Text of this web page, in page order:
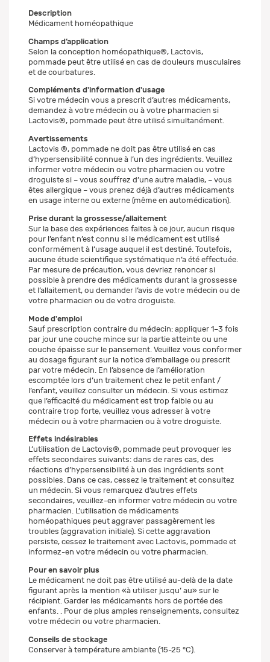
Description
Médicament homéopathique
Champs d’application
Selon la conception homéopathique®, Lactovis,
pommade peut être utilisé en cas de douleurs musculaires
et de courbatures.
Compléments d'information d'usage
Si votre médecin vous a prescrit d’autres médicaments,
demandez à votre médecin ou à votre pharmacien si
Lactovis®, pommade peut être utilisé simultanément.
Avertissements
Lactovis ®, pommade ne doit pas être utilisé en cas
d’hypersensibilité connue à l’un des ingrédients. Veuillez
informer votre médecin ou votre pharmacien ou votre
droguiste si – vous souffrez d’une autre maladie, – vous
êtes allergique – vous prenez déjà d’autres médicaments
en usage interne ou externe (même en automédication).
Prise durant la grossesse/allaitement
Sur la base des expériences faites à ce jour, aucun risque
pour l’enfant n’est connu si le médicament est utilisé
conformément à l’usage auquel il est destiné. Toutefois,
aucune étude scientifique systématique n’a été effectuée.
Par mesure de précaution, vous devriez renoncer si
possible à prendre des médicaments durant la grossesse
et l’allaitement, ou demander l’avis de votre médecin ou de
votre pharmacien ou de votre droguiste.
Mode d'emploi
Sauf prescription contraire du médecin: appliquer 1–3 fois
par jour une couche mince sur la partie atteinte ou une
couche épaisse sur le pansement. Veuillez vous conformer
au dosage figurant sur la notice d’emballage ou prescrit
par votre médecin. En l’absence de l’amélioration
escomptée lors d’un traitement chez le petit enfant /
l’enfant, veuillez consulter un médecin. Si vous estimez
que l’efficacité du médicament est trop faible ou au
contraire trop forte, veuillez vous adresser à votre
médecin ou à votre pharmacien ou à votre droguiste.
Effets indésirables
L’utilisation de Lactovis®, pommade peut provoquer les
effets secondaires suivants: dans de rares cas, des
réactions d’hypersensibilité à un des ingrédients sont
possibles. Dans ce cas, cessez le traitement et consultez
un médecin. Si vous remarquez d’autres effets
secondaires, veuillez-en informer votre médecin ou votre
pharmacien. L’utilisation de médicaments
homéopathiques peut aggraver passagèrement les
troubles (aggravation initiale). Si cette aggravation
persiste, cessez le traitement avec Lactovis, pommade et
informez-en votre médecin ou votre pharmacien.
Pour en savoir plus
Le médicament ne doit pas être utilisé au-delà de la date
figurant après la mention «à utiliser jusqu’ au» sur le
récipient. Garder les médicaments hors de portée des
enfants. . Pour de plus amples renseignements, consultez
votre médecin ou votre pharmacien.
Conseils de stockage
Conserver à température ambiante (15-25 °C).